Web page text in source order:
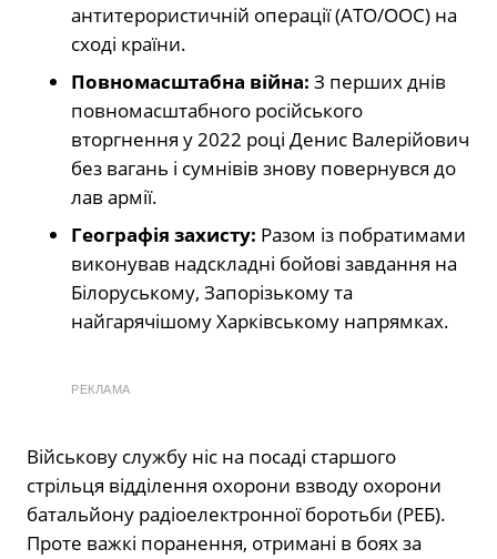
антитерористичній операції (АТО/ООС) на
сході країни.
Повномасштабна війна: З перших днів
повномасштабного російського
вторгнення у 2022 році Денис Валерійович
без вагань і сумнівів знову повернувся до
лав армії.
Географія захисту: Разом із побратимами
виконував надскладні бойові завдання на
Білоруському, Запорізькому та
найгарячішому Харківському напрямках.
РЕКЛАМА
Військову службу ніс на посаді старшого
стрільця відділення охорони взводу охорони
батальйону радіоелектронної боротьби (РЕБ).
Проте важкі поранення, отримані в боях за